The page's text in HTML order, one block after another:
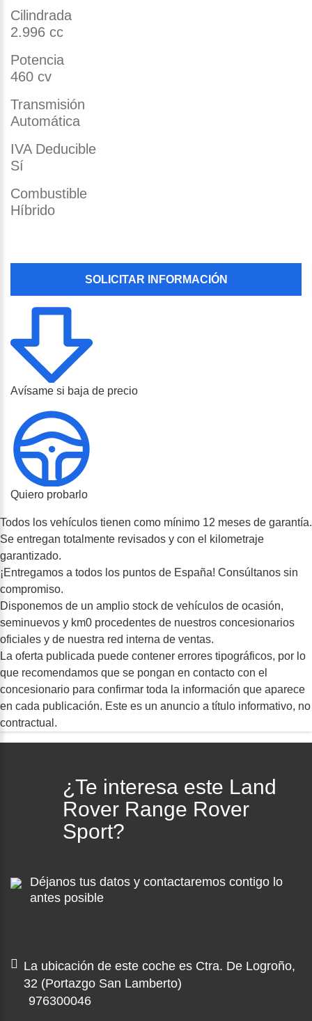
Cilindrada
2.996 cc
Potencia
460 cv
Transmisión
Automática
IVA Deducible
Sí
Combustible
Híbrido
SOLICITAR INFORMACIÓN
Avísame si baja de precio
Quiero probarlo
Todos los vehículos tienen como mínimo 12 meses de garantía.
Se entregan totalmente revisados y con el kilometraje
garantizado.
¡Entregamos a todos los puntos de España! Consúltanos sin
compromiso.
Disponemos de un amplio stock de vehículos de ocasión,
seminuevos y km0 procedentes de nuestros concesionarios
oficiales y de nuestra red interna de ventas.
La oferta publicada puede contener errores tipográficos, por lo
que recomendamos que se pongan en contacto con el
concesionario para confirmar toda la información que aparece
en cada publicación. Este es un anuncio a título informativo, no
contractual.
¿Te interesa este Land
Rover Range Rover
Sport?
Déjanos tus datos y contactaremos contigo lo
antes posible
La ubicación de este coche es Ctra. De Logroño,
32 (Portazgo San Lamberto)
976300046